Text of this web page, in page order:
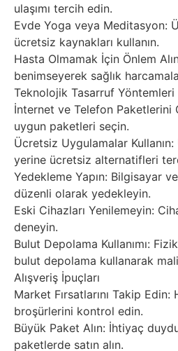
ulaşımı tercih edin.
Evde Yoga veya Meditasyon:
ücretsiz kaynakları kullanın.
Hasta Olmamak İçin Önlem
benimseyerek sağlık
Teknolojik Tasarruf Yöntemleri
İnternet ve Telefon Paketlerini
uygun paketleri seçin.
Ücretsiz Uygulamalar
yerine ücretsiz alternatifleri
Yedekleme Yapın: Bilgisayar
düzenli olarak yedekleyin.
Eski Cihazları Yenilemeyin:
deneyin.
Bulut Depolama Kullanımı:
bulut depolama kullanarak
Alışveriş İpuçları
Market Fırsatlarını Takip Edin:
broşürlerini kontrol edin.
Büyük Paket Alın: İhtiyaç
paketlerde satın alın.